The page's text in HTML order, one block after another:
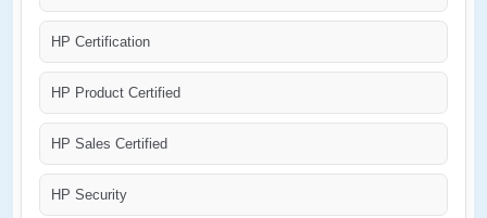
HP Certification
HP Product Certified
HP Sales Certified
HP Security